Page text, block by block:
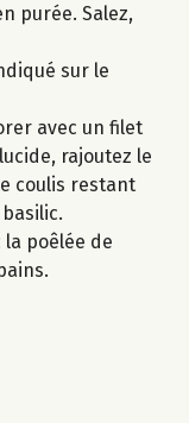
purée. Salez,
sur le
avec un filet
rajoutez le
coulis restant
poêlée de